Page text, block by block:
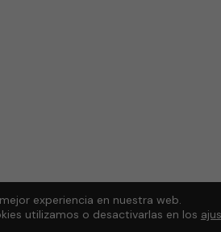
experiencia en nuestra web.
utilizamos o desactivarlas en los